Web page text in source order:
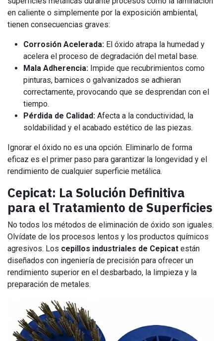
en caliente o simplemente por la exposición ambiental,
tienen consecuencias graves:
Corrosión Acelerada: El óxido atrapa la humedad y
acelera el proceso de degradación del metal base.
Mala Adherencia: Impide que recubrimientos como
pinturas, barnices o galvanizados se adhieran
correctamente, provocando que se desprendan con el
tiempo.
Pérdida de Calidad: Afecta a la conductividad, la
soldabilidad y el acabado estético de las piezas.
Ignorar el óxido no es una opción. Eliminarlo de forma
eficaz es el primer paso para garantizar la longevidad y el
rendimiento de cualquier superficie metálica.
Cepicat: La Solución Definitiva
para el Tratamiento de Superficies
No todos los métodos de eliminación de óxido son iguales.
Olvídate de los procesos lentos y los productos químicos
agresivos. Los cepillos industriales de Cepicat están
diseñados con ingeniería de precisión para ofrecer un
rendimiento superior en el desbarbado, la limpieza y la
preparación de metales.